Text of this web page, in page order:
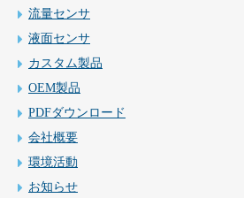
流量センサ
液面センサ
カスタム製品
OEM製品
PDFダウンロード
会社概要
環境活動
お知らせ